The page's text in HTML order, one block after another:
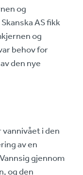
og
AS fikk
og
behov for
den nye
i den
av en
gjennom